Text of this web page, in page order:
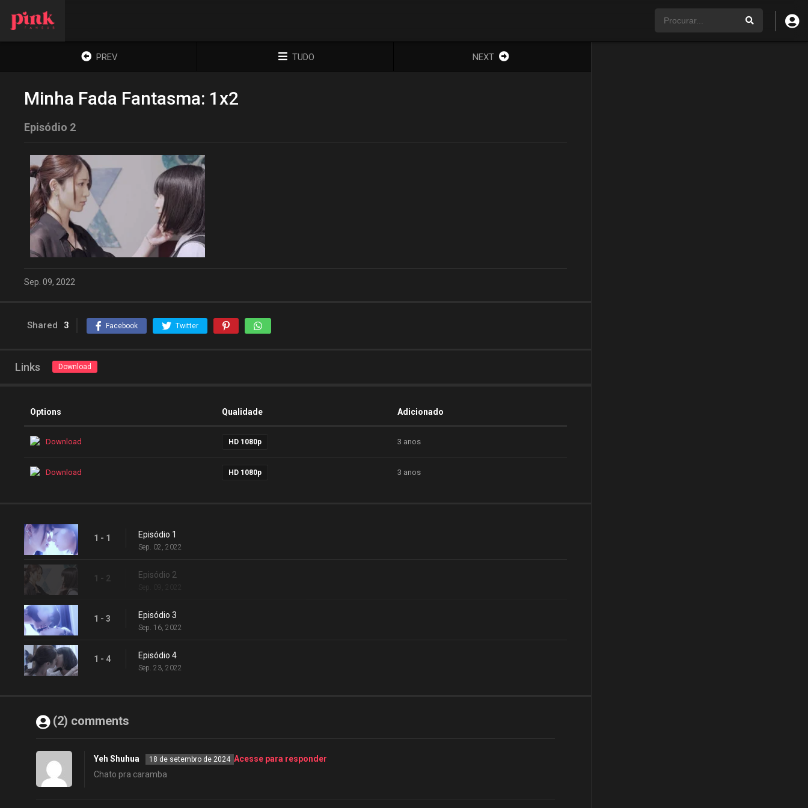
PREV TUDO NEXT
Minha Fada Fantasma: 1x2
Episódio 2
Sep. 09, 2022
Shared 3 Facebook Twitter
Links Download
Options Qualidade Adicionado
Download HD 1080p 3 anos
Download HD 1080p 3 anos
1 - 1 Episódio 1
Sep. 02, 2022
1 - 2 Episódio 2
1 - 3 Episódio 3
Sep. 16, 2022
1 - 4 Episódio 4
Sep. 23, 2022
(2) comments
Yeh Shuhua 18 de setembro de 2024 Acesse para responder
Chato pra caramba